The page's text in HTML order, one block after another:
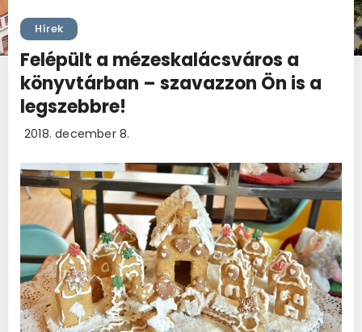
Hírek
Felépült a mézeskalácsváros a
könyvtárban – szavazzon Ön is a
legszebbre!
2018. december 8.